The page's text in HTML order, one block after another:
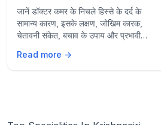
बचाव और उपचार
जानें डॉक्टर कमर के निचले हिस्से के दर्द के
सामान्य कारण, इसके लक्षण, जोखिम कारक,
चेतावनी संकेत, बचाव के उपाय और प्रभावी
Read more →